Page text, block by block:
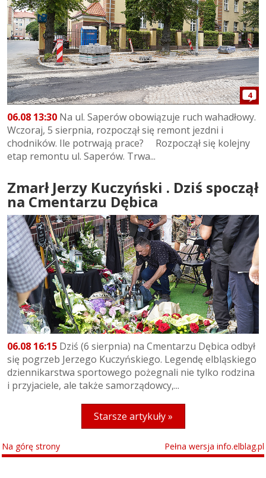
4
06.08 13:30 Na ul. Saperów obowiązuje ruch wahadłowy.
Wczoraj, 5 sierpnia, rozpoczął się remont jezdni i
chodników. Ile potrwają prace? Rozpoczął się kolejny
etap remontu ul. Saperów. Trwa...
Zmarł Jerzy Kuczyński . Dziś spoczął
na Cmentarzu Dębica
06.08 16:15 Dziś (6 sierpnia) na Cmentarzu Dębica odbył
się pogrzeb Jerzego Kuczyńskiego. Legendę elbląskiego
dziennikarstwa sportowego pożegnali nie tylko rodzina
i przyjaciele, ale także samorządowcy,...
Starsze artykuły »
Na górę strony Pełna wersja info.elblag.pl